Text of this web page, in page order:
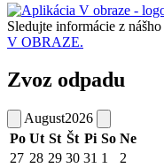
Sledujte informácie z
V OBRAZE.
Zvoz odpadu
August2026
Po Ut St Št Pi So Ne
27 28 29 30 31 1
2